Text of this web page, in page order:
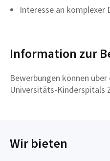
Interesse an komplexer
Information zur
Bewerbungen können
Universitäts-Kinderspitals
Wir bieten